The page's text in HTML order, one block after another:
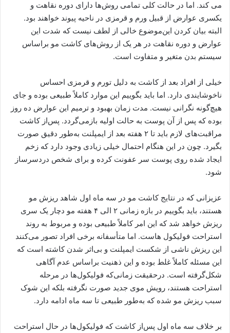
می‌ کند. اما در حالت کلی تمامی روش‌ها دارای دوره نقاهت و
یکسری عوارض از قبیل ورم و قرمزی در ناحیه پیوند خواهند بود.
البته بیان کردن این‌موضوع خالی از لطف نیست که شدت این
عوارض و دوره نقاهت در هر یک از روش‌های کاشت مو براساس
سیستم بدن متغیر و متفاوت است.
خیلی از افراد بعد از کاشت به دلیل تورم و قرمزی احساس
ناخوشایندی دارد. اما باید بگوییم این موارد کاملاً طبیعی بوده و جای
هیچ‌گونه نگرانی نیست. مدت ‌زمان بهبود و ترمیم این عوارض ده روز
بوده که پس ‌از آن پوست به حالت اولیه بازمی‌گردد. پس‌از کاشت
مراقبت‌های لازم باید تا ۲ هفته بعد از ایمپلنت به‌طور دقیق صورت
بگیرد. چون در این هنگام احتمال خیلی زیادی وجود دارد که زخم
ایجاد شده روی پوست سر عفونت کرده و برای شخص دردسرساز
شود.
عزیزانی که در نتایج کاشت مو در سه ماه اول شاهد ریزش مو
هستند، باید بگوییم در بازه زمانی ۲ الی ۴ هفته مو دچار یک سری
ریزش خواهد شد که این امر کاملاً طبیعی بوده و مربوط به روند
استراحت فولیکول هاست. اما متأسفانه برخی افراد تصور می‌کنند
این ریزش ناشی از شکست ایمپلنت و بی‌اثر شدن کاشته‌ است که
این مسئله کاملاً غلط بوده و این ذهنیت براساس عدم آگاهی
شکل‌گرفته است. درحقیقت زمانی‌که فولیکول‌ها در مرحله
استراحت هستند، رویش موی جدید صورت نگرفته بلکه این شوک
سبب ریزش مو شده که به‌طور طبیعی تا سه ماه ادامه دارد.
بر خلاف سه ماه اول پس‌از کاشت که فولیکول‌ها در حال استراحت